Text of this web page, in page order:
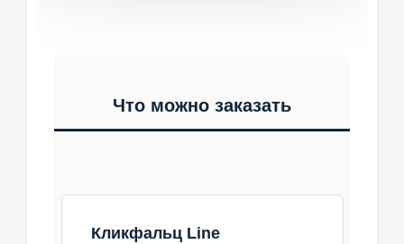
Что можно заказать
Кликфальц Line